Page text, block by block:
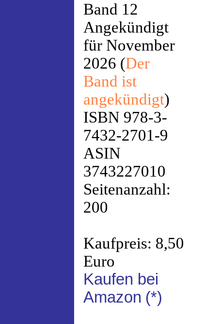
Band 12
Angekündigt
für November
2026 (Der
Band ist
angekündigt)
ISBN 978-3-
7432-2701-9
ASIN
3743227010
Seitenanzahl:
200
Kaufpreis: 8,50
Euro
Kaufen bei
Amazon (*)